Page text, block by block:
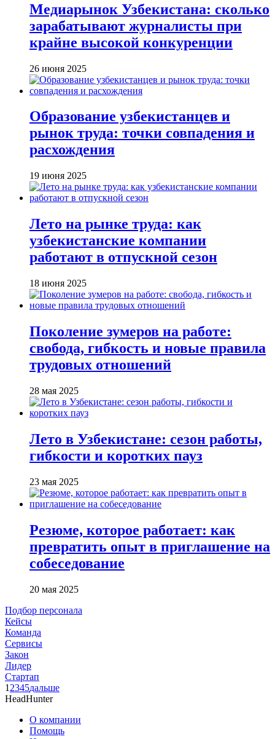
Медиарынок Узбекистана: сколько
зарабатывают журналисты при
крайне высокой конкуренции
26 июня 2025
Образование узбекистанцев и
рынок труда: точки совпадения и
расхождения
19 июня 2025
Лето на рынке труда: как
узбекистанские компании
работают в отпускной сезон
18 июня 2025
Поколение зумеров на работе:
свобода, гибкость и новые правила
трудовых отношений
28 мая 2025
Лето в Узбекистане: сезон работы,
гибкости и коротких пауз
23 мая 2025
Резюме, которое работает: как
превратить опыт в приглашение на
собеседование
20 мая 2025
Подбор персонала
Кейсы
Команда
Сервисы
Закон
Лидер
Стартап
1 2345дальше
HeadHunter
О компании
Помощь